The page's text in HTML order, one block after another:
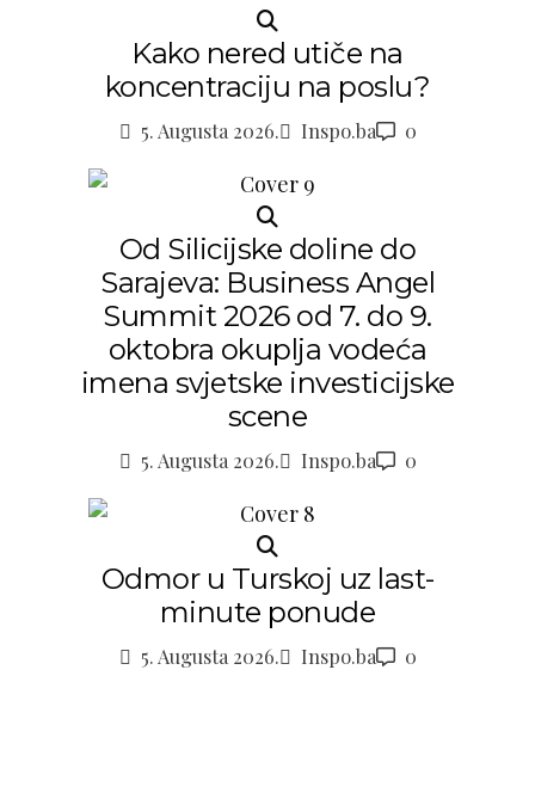
Kako nered utiče na
koncentraciju na poslu?
5. Augusta 2026. Inspo.ba 0
Od Silicijske doline do
Sarajeva: Business Angel
Summit 2026 od 7. do 9.
oktobra okuplja vodeća
imena svjetske investicijske
scene
5. Augusta 2026. Inspo.ba 0
Odmor u Turskoj uz last-
minute ponude
5. Augusta 2026. Inspo.ba 0